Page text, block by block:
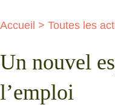
Accueil > Toutes les
Un nouvel
l’emploi